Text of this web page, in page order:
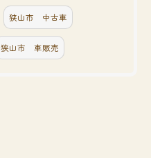
狭山市 中古車
狭山市 車販売